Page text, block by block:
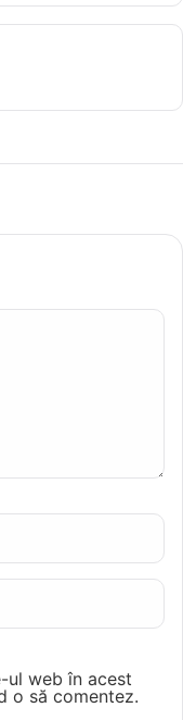
ul web în acest
o să comentez.